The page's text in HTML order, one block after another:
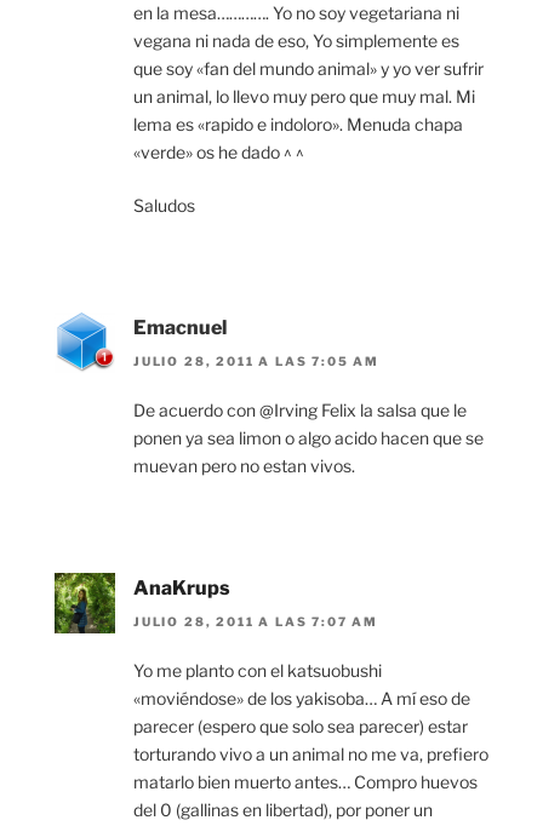
en la mesa…………. Yo no soy vegetariana ni
vegana ni nada de eso, Yo simplemente es
que soy «fan del mundo animal» y yo ver sufrir
un animal, lo llevo muy pero que muy mal. Mi
lema es «rapido e indoloro». Menuda chapa
«verde» os he dado ^ ^
Saludos
Emacnuel
JULIO 28, 2011 A LAS 7:05 AM
De acuerdo con @Irving Felix la salsa que le
ponen ya sea limon o algo acido hacen que se
muevan pero no estan vivos.
AnaKrups
JULIO 28, 2011 A LAS 7:07 AM
Yo me planto con el katsuobushi
«moviéndose» de los yakisoba… A mí eso de
parecer (espero que solo sea parecer) estar
torturando vivo a un animal no me va, prefiero
matarlo bien muerto antes… Compro huevos
del 0 (gallinas en libertad), por poner un